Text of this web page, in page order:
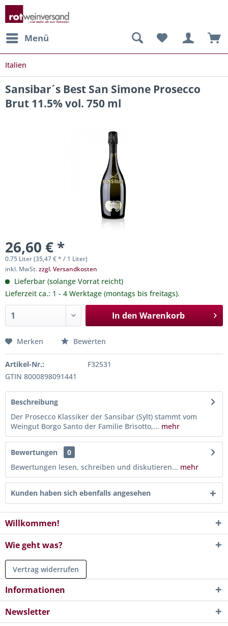
Menü
Italien
Sansibar´s Best San Simone Prosecco
Brut 11.5% vol. 750 ml
26,60 € *
0.75 Liter (35,47 € * / 1 Liter)
inkl. MwSt.zzgl. Versandkosten
Lieferbar (solange Vorrat reicht)
Lieferzeit ca.: 1 - 4 Werktage (montags bis freitags).
In den Warenkorb
Merken Bewerten
Artikel-Nr.:
F32531
GTIN 8000898091441
Beschreibung
Der Prosecco Klassiker der Sansibar (Sylt) stammt vom
Weingut Borgo Santo der Familie Brisotto,... mehr
Bewertungen
0
Bewertungen lesen, schreiben und diskutieren... mehr
Kunden haben sich ebenfalls angesehen
Willkommen!
Wie geht was?
Vertrag widerrufen
Informationen
Newsletter